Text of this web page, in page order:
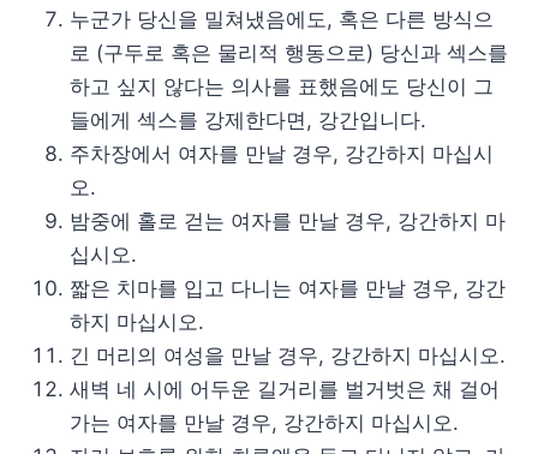
누군가 당신을 밀쳐냈음에도, 혹은 다른 방식으
로 (구두로 혹은 물리적 행동으로) 당신과 섹스를
하고 싶지 않다는 의사를 표했음에도 당신이 그
들에게 섹스를 강제한다면, 강간입니다.
주차장에서 여자를 만날 경우, 강간하지 마십시
오.
밤중에 홀로 걷는 여자를 만날 경우, 강간하지 마
십시오.
짧은 치마를 입고 다니는 여자를 만날 경우, 강간
하지 마십시오.
긴 머리의 여성을 만날 경우, 강간하지 마십시오.
새벽 네 시에 어두운 길거리를 벌거벗은 채 걸어
가는 여자를 만날 경우, 강간하지 마십시오.